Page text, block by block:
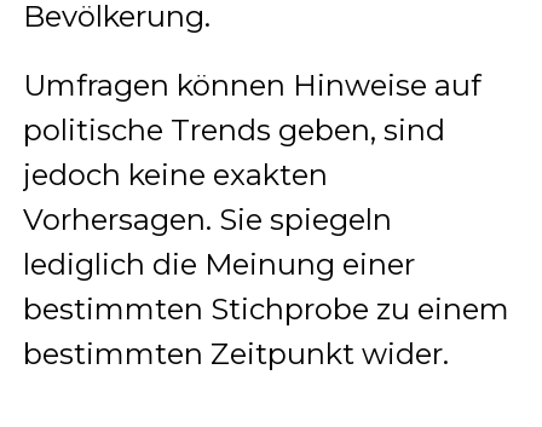
Bevölkerung.
Umfragen können Hinweise auf
politische Trends geben, sind
jedoch keine exakten
Vorhersagen. Sie spiegeln
lediglich die Meinung einer
bestimmten Stichprobe zu einem
bestimmten Zeitpunkt wider.